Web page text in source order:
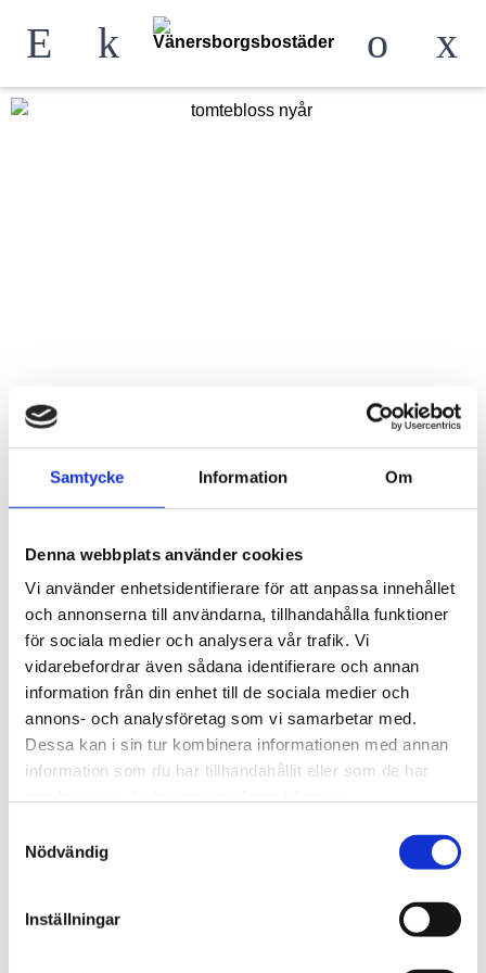
Samtycke Information Om
Denna webbplats använder cookies
Vi använder enhetsidentifierare för att anpassa innehållet
och annonserna till användarna, tillhandahålla funktioner
för sociala medier och analysera vår trafik. Vi
vidarebefordrar även sådana identifierare och annan
information från din enhet till de sociala medier och
annons- och analysföretag som vi samarbetar med.
Dessa kan i sin tur kombinera informationen med annan
information som du har tillhandahållit eller som de har
Nödvändig
Inställningar
Regler för
fyrverkerier
Visste du att det krävs tillstånd av polismyndigheten för att
skjuta raketer? Det enda undantaget är när det är nyårsafton
från kl. 15:00 till kl. 01:00 (på natten).
fyrverkerier. Kravet är att du är minst 25 meter från närmaste